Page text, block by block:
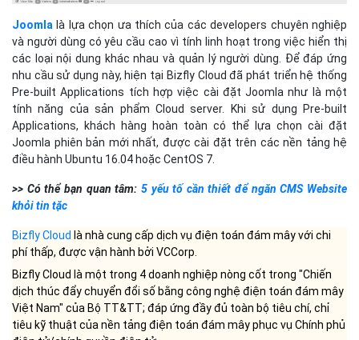
>> Có thể bạn quan tâm:
khỏi tin tặc
Bizfly Cloud là nhà cung cấp dịch vụ điện toán đám mây với chi
phí thấp, được vận hành bởi VCCorp.
Bizfly Cloud là một trong 4 doanh nghiệp nòng cốt trong "Chiến
dịch thúc đẩy chuyển đổi số bằng công nghệ điện toán đám mây
Việt Nam" của Bộ TT&TT; đáp ứng đầy đủ toàn bộ tiêu chí, chỉ
tiêu kỹ thuật của nền tảng điện toán đám mây phục vụ Chính phủ
điện tử/chính quyền điện tử.
Độc giả quan tâm đến các giải pháp của Bizfly Cloud có thể truy
cậptại đây.
Manage.bizflycloud
TAGS: CMS